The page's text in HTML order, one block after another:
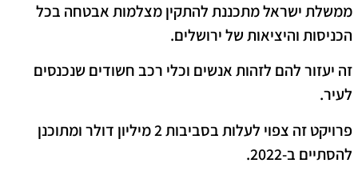
ממשלת ישראל מתכננת להתקין מצלמות אבטחה בכל
הכניסות והיציאות של ירושלים.
זה יעזור להם לזהות אנשים וכלי רכב חשודים שנכנסים
לעיר.
פרויקט זה צפוי לעלות בסביבות 2 מיליון דולר ומתוכנן
להסתיים ב-2022.